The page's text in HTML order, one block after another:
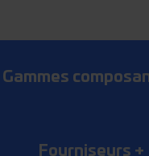
Gammes
Fourniseurs +